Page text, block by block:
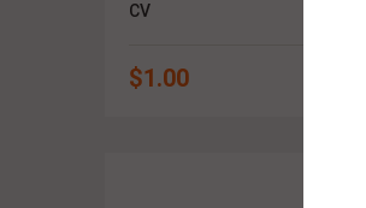
CV
$1.00